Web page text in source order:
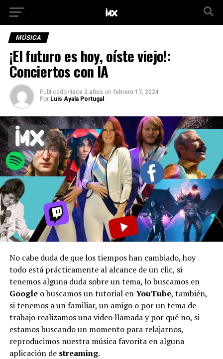
MÚSICA
¡El futuro es hoy, oíste viejo!:
Conciertos con IA
Publicado Hace 2 años on febrero 17, 2024
Por Luis Ayala Portugal
No cabe duda de que los tiempos han cambiado, hoy
todo está prácticamente al alcance de un clic, si
tenemos alguna duda sobre un tema, lo buscamos en
Googleo buscamos un tutorial enYouTube, también,
si tenemos a un familiar, un amigo o por un tema de
trabajo realizamos una video llamada y por qué no, si
estamos buscando un momento para relajarnos,
reproducimos nuestra música favorita en alguna
aplicación destreaming.